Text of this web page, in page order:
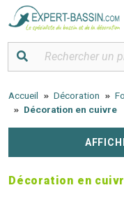
Accueil Décoration
Décoration en cuivre
Décoration en
Panneau de gestion des